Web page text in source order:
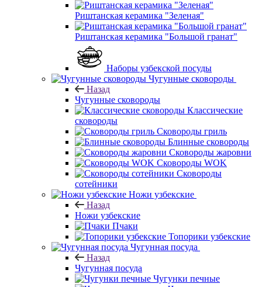
Риштанская керамика "Зеленая"
Риштанская керамика "Большой гранат"
Наборы узбекской посуды
Чугунные сковороды
Назад
Чугунные сковороды
Классические
сковороды
Сковороды гриль
Блинные сковороды
Сковороды жаровни
Сковороды WOK
Сковороды
сотейники
Ножи узбекские
Назад
Ножи узбекские
Пчаки
Топорики узбекские
Чугунная посуда
Назад
Чугунная посуда
Чугунки печные